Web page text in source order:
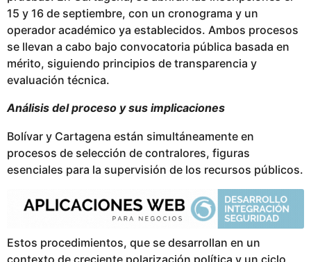
15 y 16 de septiembre, con un cronograma y un
operador académico ya establecidos. Ambos procesos
se llevan a cabo bajo convocatoria pública basada en
mérito, siguiendo principios de transparencia y
evaluación técnica.
Análisis del proceso y sus implicaciones
Bolívar y Cartagena están simultáneamente en
procesos de selección de contralores, figuras
esenciales para la supervisión de los recursos públicos.
Estos procedimientos, que se desarrollan en un
contexto de creciente polarización política y un ciclo